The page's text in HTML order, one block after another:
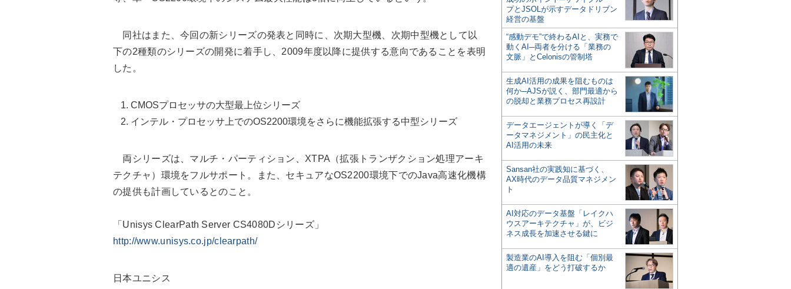
同社はまた、今回の新シリーズの発表と同時に、次期大型機、次期中型機として以
下の2種類のシリーズの開発に着手し、2009年度以降に提供する意向であることを表明
した。
CMOSプロセッサの大型最上位シリーズ
インテル・プロセッサ上でのOS2200環境をさらに機能拡張する中型シリーズ
両シリーズは、マルチ・パーティション、XTPA（拡張トランザクション処理アーキ
テクチャ）環境をフルサポート。また、セキュアなOS2200環境下でのJava高速化機構
の提供も計画しているとのこと。
「Unisys ClearPath Server CS4080Dシリーズ」
http://www.unisys.co.jp/clearpath/
日本ユニシス
プとJSOLが示すデータドリブン
経営の基盤
“感動デモ”で終わるAIと、実務で
動くAI─両者を分ける「業務の
文脈」とCelonisの管制塔
生成AI活用の成果を阻むものは
何か─AJSが説く、部門最適から
の脱却と業務プロセス再設計
データエージェントが導く「デ
ータマネジメント」の民主化と
AI活用の未来
Sansan社の実践知に基づく、
AX時代のデータ品質マネジメン
ト
AI対応のデータ基盤「レイクハ
ウスアーキテクチャ」が、ビジ
ネス成長を加速させる鍵に
製造業のAI導入を阻む「個別最
適の遺産」をどう打破するか